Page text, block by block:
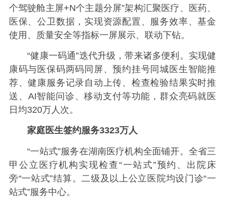
个驾驶舱主屏+N个主题分屏”架构汇聚医疗、医药、
医保、公卫数据，实现资源配置、服务效率、基金
使用、质量安全等指标一屏展示、联动下钻。
“健康一码通”迭代升级，带来诸多便利。实现健
康码与医保码两码同屏、预约挂号同城医生智能推
荐、健康服务记录自动上传、检查检验结果实时推
送、AI智能问诊、移动支付等功能，群众亮码就医
日均320万人次。
家庭医生签约服务3323万人
“一站式”服务在湖南医疗机构全面铺开。全省三
甲公立医疗机构实现检查“一站式”预约、出院床
旁“一站式”结算。二级及以上公立医院均设门诊“一
站式”服务中心。